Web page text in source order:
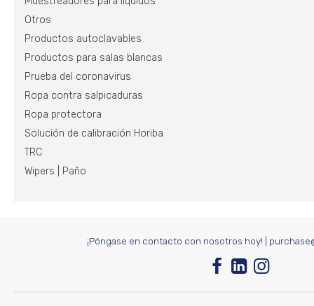
Otros
Productos autoclavables
Productos para salas blancas
Prueba del coronavirus
Ropa contra salpicaduras
Ropa protectora
Solución de calibración Horiba
TRC
Wipers | Paño
¡Póngase en contacto con nosotros hoy!